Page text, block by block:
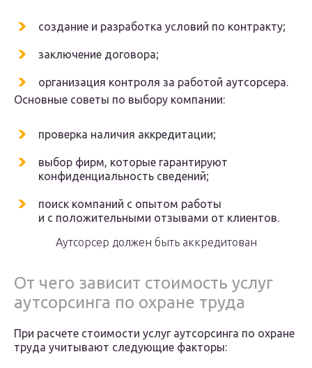
создание и разработка условий по контракту;
заключение договора;
организация контроля за работой аутсорсера.
Основные советы по выбору компании:
проверка наличия аккредитации;
выбор фирм, которые гарантируют
конфиденциальность сведений;
поиск компаний с опытом работы
и с положительными отзывами от клиентов.
Аутсорсер должен быть аккредитован
От чего зависит стоимость услуг
аутсорсинга по охране труда
При расчете стоимости услуг аутсорсинга по охране
труда учитывают следующие факторы: